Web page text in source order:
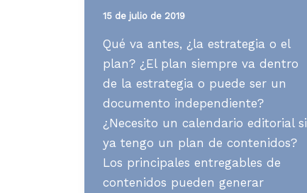
para
medianas
grandes
empresas
15 de julio de 2019
Qué va antes, ¿la estrategia o el
plan? ¿El plan siempre va dentro
de la estrategia o puede ser un
documento independiente?
¿Necesito un calendario editorial si
ya tengo un plan de contenidos?
Los principales entregables de
contenidos pueden generar